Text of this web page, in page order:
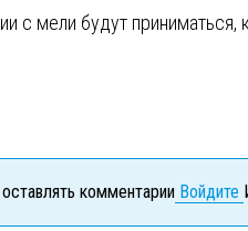
с мели будут приниматься,
комментарии Войдите